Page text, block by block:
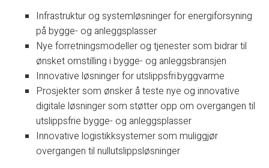
Infrastruktur og systemløsninger for energiforsyning
på bygge- og anleggsplasser
Nye forretningsmodeller og tjenester som bidrar til
ønsket omstilling i bygge- og anleggsbransjen
Innovative løsninger for utslippsfri byggvarme
Prosjekter som ønsker å teste nye og innovative
digitale løsninger som støtter opp om overgangen til
utslippsfrie bygge- og anleggsplasser
Innovative logistikksystemer som muliggjør
overgangen til nullutslippsløsninger